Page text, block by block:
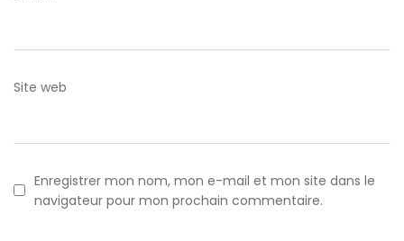
Site web
Enregistrer mon nom, mon e-mail et mon site dans le
navigateur pour mon prochain commentaire.